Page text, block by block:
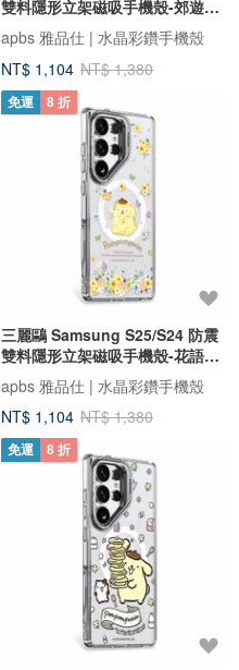
雙料隱形立架磁吸手機殼-郊遊美
樂蒂
apbs 雅品仕 | 水晶彩鑽手機殼
NT$ 1,104 NT$ 1,380
免運 8 折
三麗鷗 Samsung S25/S24 防震
雙料隱形立架磁吸手機殼-花語布
丁狗
apbs 雅品仕 | 水晶彩鑽手機殼
NT$ 1,104 NT$ 1,380
免運 8 折